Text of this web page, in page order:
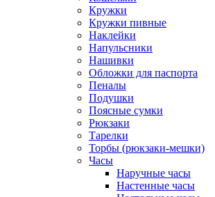
Кружки
Кружки пивные
Наклейки
Напульсники
Нашивки
Обложки для паспорта
Пеналы
Подушки
Поясные сумки
Рюкзаки
Тарелки
Торбы (рюкзаки-мешки)
Часы
Наручные часы
Настенные часы